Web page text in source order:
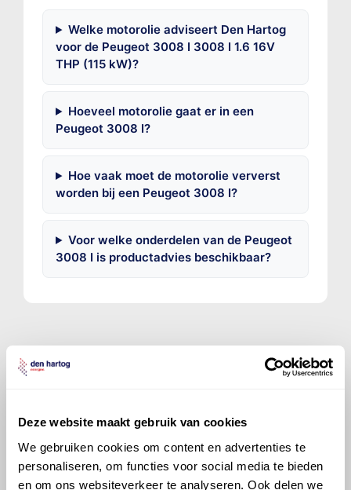
Deze website maakt gebruik van cookies
We gebruiken cookies om content en advertenties te
personaliseren, om functies voor social media te bieden
en om ons websiteverkeer te analyseren. Ook delen we
Welke motorolie adviseert Den Hartog
voor de Peugeot 3008 I 3008 I 1.6 16V
THP (115 kW)?
Hoeveel motorolie gaat er in een
Peugeot 3008 I?
Hoe vaak moet de motorolie ververst
worden bij een Peugeot 3008 I?
Voor welke onderdelen van de Peugeot
3008 I is productadvies beschikbaar?
gereproduceerd, opgeslagen in een database of op
voorafgaande schriftelijke toestemming van Olyslager
Organisation B.V. Hoewel alles in het werk is gesteld